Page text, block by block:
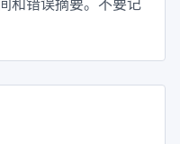
和错误摘要。不要记